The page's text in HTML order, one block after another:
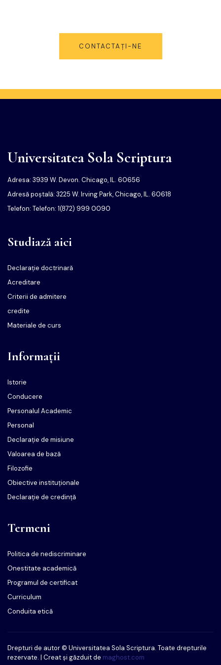
CONTACTAŢI-NE
Universitatea Sola Scriptura
Adresa: 3939 W. Devon. Chicago, IL. 60656
Adresă poștală: 3225 W. Irving Park, Chicago, IL. 60618
Telefon: Telefon: 1(872) 999 0090
Studiază aici
Declarație doctrinară
Acreditare
Criterii de admitere
credite
Materiale de curs
Informații
Istorie
Conducere
Personalul Academic
Personal
Declarație de misiune
Valoarea de bază
Filozofie
Obiective instituționale
Declarație de credință
Termeni
Politica de nediscriminare
Onestitate academică
Programul de certificat
Curriculum
Conduita etică
Drepturi de autor © Universitatea Sola Scriptura. Toate drepturile
rezervate. | Creat și găzduit de maghost.com